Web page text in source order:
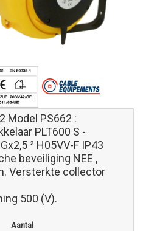
Model PS662 :
PLT600 S -
² H05VV-F IP43
beveiliging NEE ,
Versterkte collector
500 (V).
Aantal